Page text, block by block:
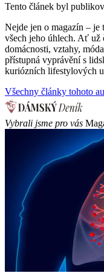
Tento článek byl
Nejde jen o magazín – je
všech jeho úhlech. Ať už
domácnosti, vztahy,
přístupná vyprávění s
kuriózních lifestylových
Všechny články tohoto
Vybrali jsme pro vás